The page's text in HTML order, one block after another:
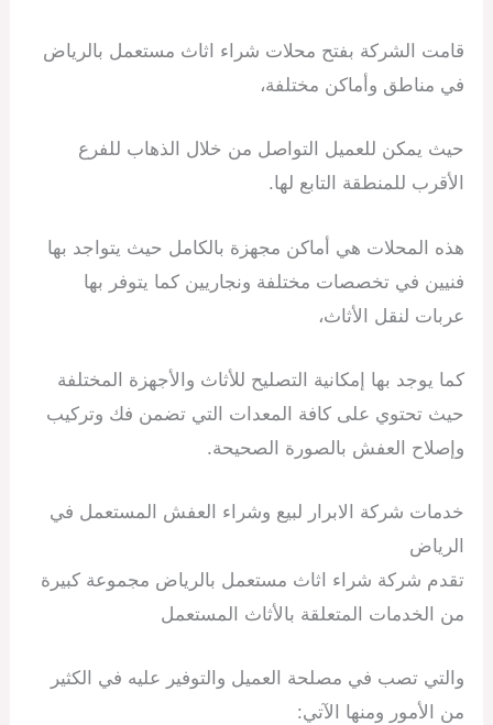
قامت الشركة بفتح محلات شراء اثاث مستعمل بالرياض
في مناطق وأماكن مختلفة،
حيث يمكن للعميل التواصل من خلال الذهاب للفرع
الأقرب للمنطقة التابع لها.
هذه المحلات هي أماكن مجهزة بالكامل حيث يتواجد بها
فنيين في تخصصات مختلفة ونجاريين كما يتوفر بها
عربات لنقل الأثاث،
كما يوجد بها إمكانية التصليح للأثاث والأجهزة المختلفة
حيث تحتوي على كافة المعدات التي تضمن فك وتركيب
وإصلاح العفش بالصورة الصحيحة.
خدمات شركة الابرار لبيع وشراء العفش المستعمل في
الرياض
تقدم شركة شراء اثاث مستعمل بالرياض مجموعة كبيرة
من الخدمات المتعلقة بالأثاث المستعمل
والتي تصب في مصلحة العميل والتوفير عليه في الكثير
من الأمور ومنها الآتي: